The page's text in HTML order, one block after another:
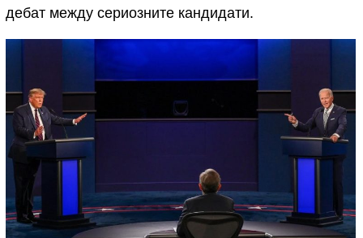
дебат между сериозните кандидати.